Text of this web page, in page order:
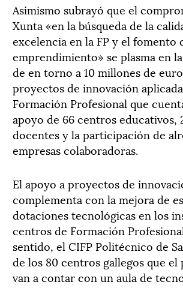
Asimismo subrayó que el
Xunta «en la búsqueda de la
excelencia en la FP y el fomento
emprendimiento» se plasma en
de en torno a 10 millones de
proyectos de innovación
Formación Profesional que
apoyo de 66 centros educativos,
docentes y la participación de
empresas colaboradoras.
El apoyo a proyectos de
complementa con la mejora de
dotaciones tecnológicas en los
centros de Formación
sentido, el CIFP Politécnico de
de los 80 centros gallegos que
van a contar con un aula de